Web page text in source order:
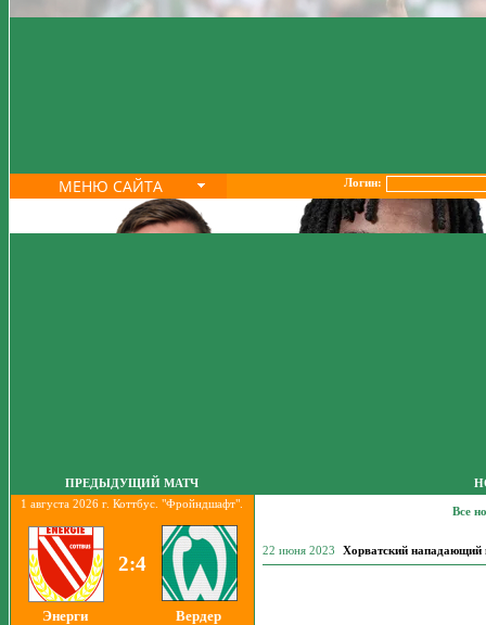
МЕНЮ САЙТА Логин:
ПРЕДЫДУЩИЙ МАТЧ
1 августа 2026 г. Коттбус. "Фройндшафт".
2:4
Энерги Вердер
Все
22 июня 2023 Хорватский нападающий